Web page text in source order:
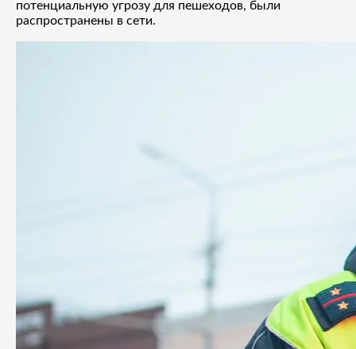
потенциальную угрозу для пешеходов, были
распространены в сети.